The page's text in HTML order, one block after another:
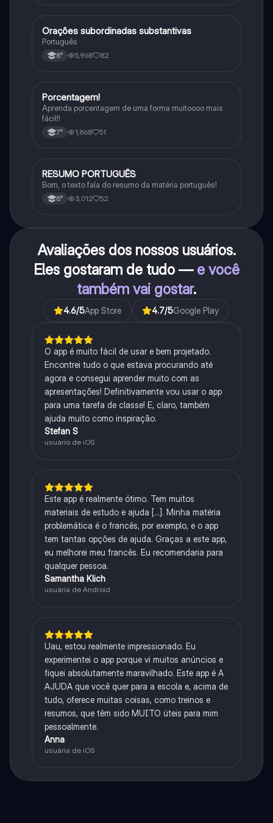
Português
Orações subordinadas substantivas
Português
8° 5,968 82
Matematica
Porcentagem!
Aprenda porcentagem de uma forma muitoooo mais
fácil!!
7° 1,868 51
Português
RESUMO PORTUGUÊS
Bom, o texto fala do resumo da matéria português!
8° 3,012 52
Avaliações dos nossos usuários.
Eles gostaram de tudo — e você
também vai gostar.
4.6/5App Store 4.7/5Google Play
O app é muito fácil de usar e bem projetado.
Encontrei tudo o que estava procurando até
agora e consegui aprender muito com as
apresentações! Definitivamente vou usar o app
para uma tarefa de classe! E, claro, também
ajuda muito como inspiração.
Stefan S
usuário de iOS
Este app é realmente ótimo. Tem muitos
materiais de estudo e ajuda [...]. Minha matéria
problemática é o francês, por exemplo, e o app
tem tantas opções de ajuda. Graças a este app,
eu melhorei meu francês. Eu recomendaria para
qualquer pessoa.
Samantha Klich
usuária de Android
Uau, estou realmente impressionado. Eu
experimentei o app porque vi muitos anúncios e
fiquei absolutamente maravilhado. Este app é A
AJUDA que você quer para a escola e, acima de
tudo, oferece muitas coisas, como treinos e
resumos, que têm sido MUITO úteis para mim
pessoalmente.
Anna
usuária de iOS